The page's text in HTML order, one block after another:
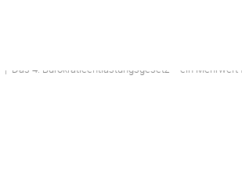
| Das 4. Bürokratieentlastungsgesetz – ein Mehrwert